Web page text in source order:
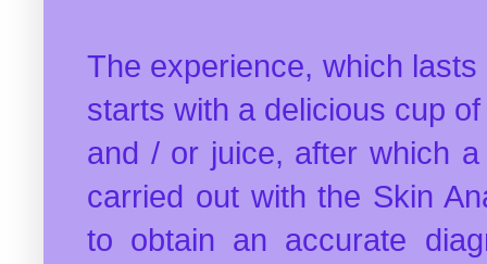
The experience, which
starts with a delicious cup
and / or juice, after which
carried out with the Skin
to obtain an accurate